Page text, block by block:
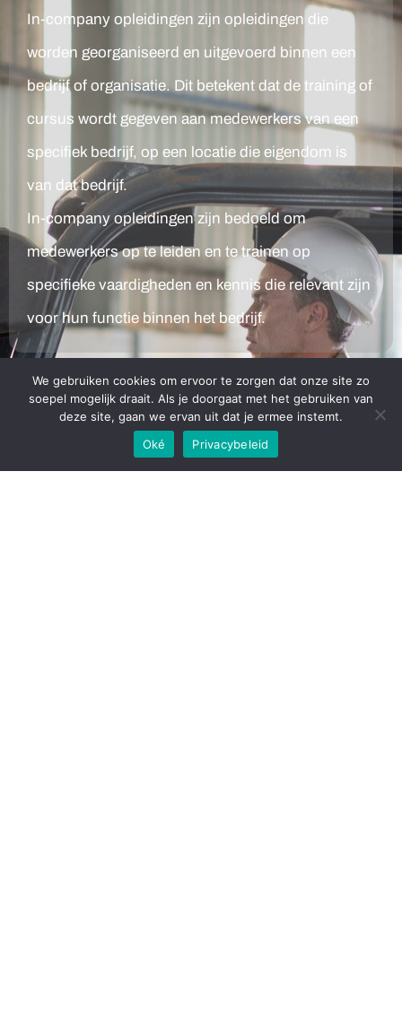
In-company opleidingen zijn opleidingen die
worden georganiseerd en uitgevoerd binnen een
bedrijf of organisatie. Dit betekent dat de training of
cursus wordt gegeven aan medewerkers van een
specifiek bedrijf, op een locatie die eigendom is
van dat bedrijf.
In-company opleidingen zijn bedoeld om
medewerkers op te leiden en te trainen op
specifieke vaardigheden en kennis die relevant zijn
voor hun functie binnen het bedrijf.
We gebruiken cookies om ervoor te zorgen dat onze site zo
soepel mogelijk draait. Als je doorgaat met het gebruiken van
deze site, gaan we ervan uit dat je ermee instemt.
Oké
Privacybeleid